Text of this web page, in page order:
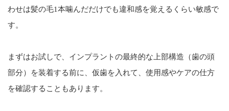
わせは髪の毛1本噛んだだけでも違和感を覚えるくらい敏感で
す。
まずはお試しで、インプラントの最終的な上部構造（歯の頭
部分）を装着する前に、仮歯を入れて、使用感やケアの仕方
を確認することもあります。